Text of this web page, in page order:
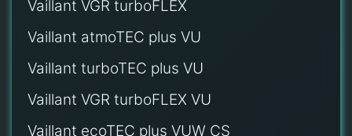
Vaillant VGR turboFLEX
Vaillant atmoTEC plus VU
Vaillant turboTEC plus VU
Vaillant VGR turboFLEX VU
Vaillant ecoTEC plus VUW CS